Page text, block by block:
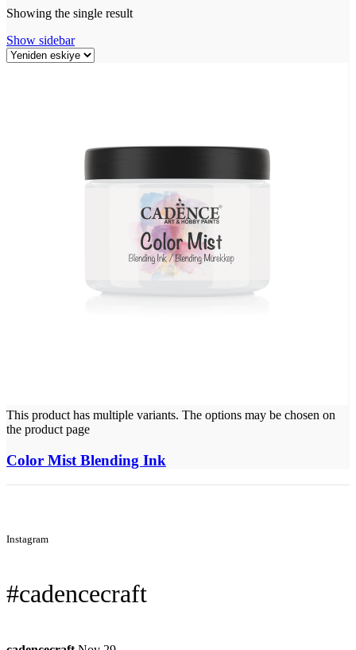
Showing the single result
Show sidebar
This product has multiple variants. The options may be chosen on
the product page
Color Mist Blending Ink
Instagram
#cadencecraft